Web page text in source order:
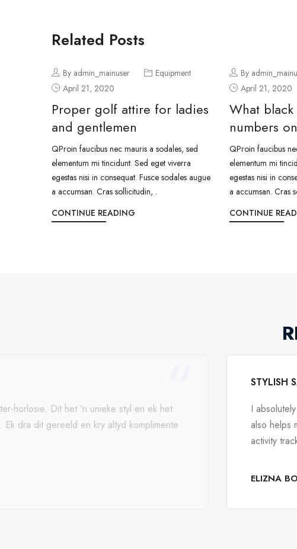
Related Posts
By admin_mainuser
Equipment
April 21, 2020
Proper golf attire for ladies
and gentlemen
QProin faucibus nec mauris a sodales, sed
elementum mi tincidunt. Sed eget viverra
egestas nisi in consequat. Fusce sodales augue
a accumsan. Cras sollicitudin, .
CONTINUE READING
By
April 21, 2020
What
numbers
QProin faucibus
elementum mi
egestas nisi in
a accumsan. Cras
CONTINUE
horlosie. Dit het 'n unieke styl en ek het
dra dit gereeld en kry altyd komplimente
STYLISH
I
also helps
activity
ELIZNA